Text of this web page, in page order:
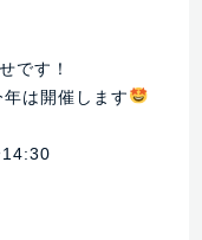
です！
年は開催します